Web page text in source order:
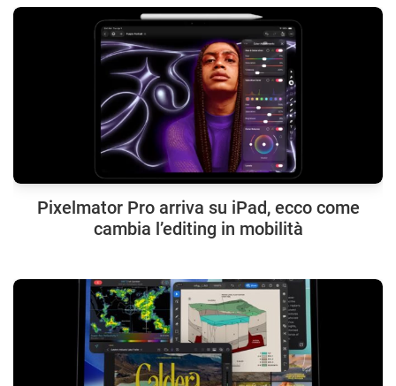
Pixelmator Pro arriva su iPad, ecco come
cambia l’editing in mobilità